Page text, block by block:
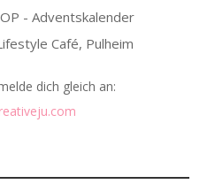
- Adventskalender
Café, Pulheim
dich gleich an: